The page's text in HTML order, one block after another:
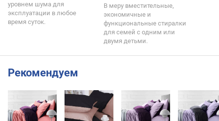
уровнем шума для
эксплуатации в любое
время суток.
В меру вместительные,
экономичные и
функциональные стиралки
для семей с одним или
двумя детьми.
Рекомендуем